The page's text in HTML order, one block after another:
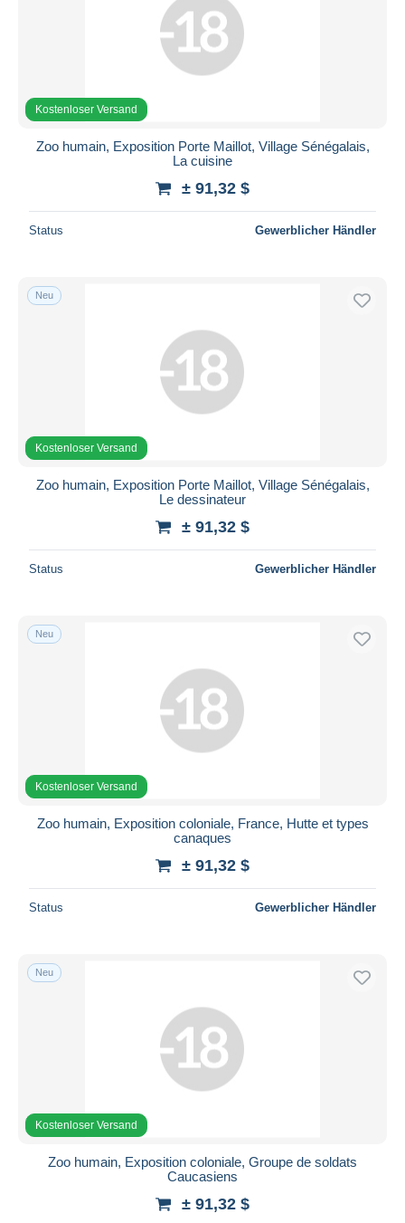
Kostenloser Versand
Zoo humain, Exposition Porte Maillot, Village Sénégalais,
La cuisine
± 91,32 $
Status Gewerblicher Händler
Neu
Kostenloser Versand
Zoo humain, Exposition Porte Maillot, Village Sénégalais,
Le dessinateur
± 91,32 $
Status Gewerblicher Händler
Neu
Kostenloser Versand
Zoo humain, Exposition coloniale, France, Hutte et types
canaques
± 91,32 $
Status Gewerblicher Händler
Neu
Kostenloser Versand
Zoo humain, Exposition coloniale, Groupe de soldats
Caucasiens
± 91,32 $